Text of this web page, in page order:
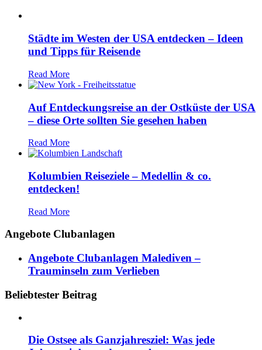
Städte im Westen der USA entdecken – Ideen
und Tipps für Reisende
Read More
Auf Entdeckungsreise an der Ostküste der USA
– diese Orte sollten Sie gesehen haben
Read More
Kolumbien Reiseziele – Medellin & co.
entdecken!
Read More
Angebote Clubanlagen
Angebote Clubanlagen Malediven –
Trauminseln zum Verlieben
Beliebtester Beitrag
Die Ostsee als Ganzjahresziel: Was jede